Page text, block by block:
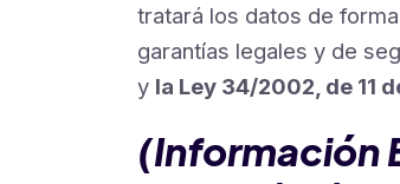
tratará los datos de
garantías legales y de
y la Ley 34/2002, de 11
(Información